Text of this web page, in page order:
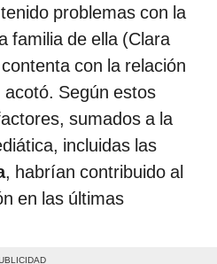
problemas con la
familia de ella (Clara
con la relación
acotó. Según estos
sumados a la
incluidas las
, habrían contribuido al
en las últimas